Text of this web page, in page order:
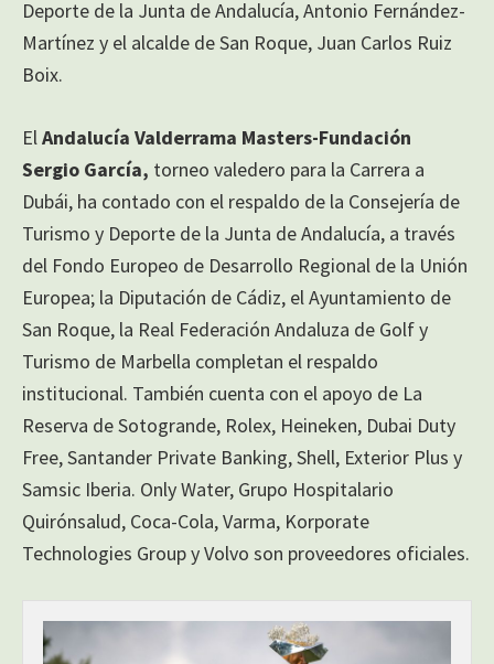
Deporte de la Junta de Andalucía, Antonio Fernández-
Martínez y el alcalde de San Roque, Juan Carlos Ruiz
Boix.
ElAndalucía Valderrama Masters-Fundación
Sergio García, torneo valedero para la Carrera a
Dubái, ha contado con el respaldo de la Consejería de
Turismo y Deporte de la Junta de Andalucía, a través
del Fondo Europeo de Desarrollo Regional de la Unión
Europea; la Diputación de Cádiz, el Ayuntamiento de
San Roque, la Real Federación Andaluza de Golf y
Turismo de Marbella completan el respaldo
institucional. También cuenta con el apoyo de La
Reserva de Sotogrande, Rolex, Heineken, Dubai Duty
Free, Santander Private Banking, Shell, Exterior Plus y
Samsic Iberia. Only Water, Grupo Hospitalario
Quirónsalud, Coca-Cola, Varma, Korporate
Technologies Group y Volvo son proveedores oficiales.